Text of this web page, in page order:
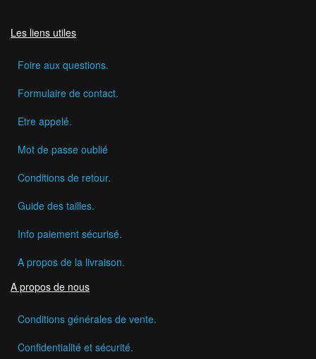
Les liens utiles
Foire aux questions.
Formulaire de contact.
Etre appelé.
Mot de passe oublié
Conditions de retour.
Guide des tailles.
Info paiement sécurisé.
A propos de la livraison.
A propos de nous
Conditions générales de vente.
Confidentialité et sécurité.